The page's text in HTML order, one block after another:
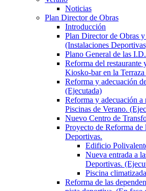
Noticias
Plan Director de Obras
Introducción
Plan Director de Obras
(Instalaciones
Plano General de las
Reforma del restaurante
Kiosko-bar en la
Reforma y adecuación
(Ejecutada)
Reforma y adecuación a
Piscinas de Verano.
Nuevo Centro de
Proyecto de Reforma de
Deportivas.
Edificio
Nueva entrada a
Deportivas.
Piscina
Reforma de las